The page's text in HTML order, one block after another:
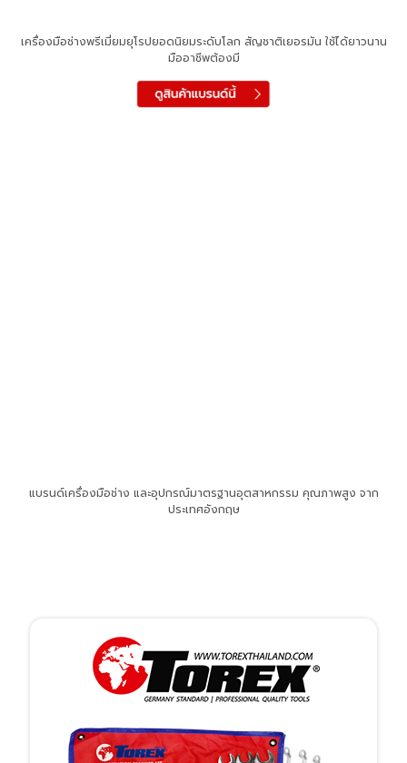
เครื่องมือช่างพรีเมี่ยมยุโรปยอดนิยมระดับโลก สัญชาติเยอรมัน ใช้ได้ยาวนาน
มืออาชีพต้องมี
แบรนด์เครื่องมือช่าง และอุปกรณ์มาตรฐานอุตสาหกรรม คุณภาพสูง จาก
ประเทศอังกฤษ